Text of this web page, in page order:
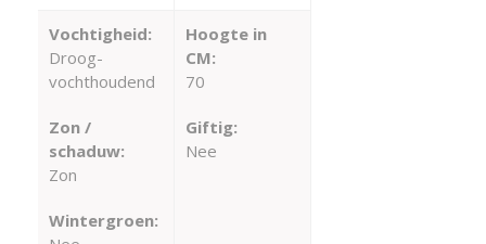
Vochtigheid:
Droog-
vochthoudend
Zon /
schaduw:
Zon
Wintergroen:
Hoogte in
CM:
70
Giftig:
Nee